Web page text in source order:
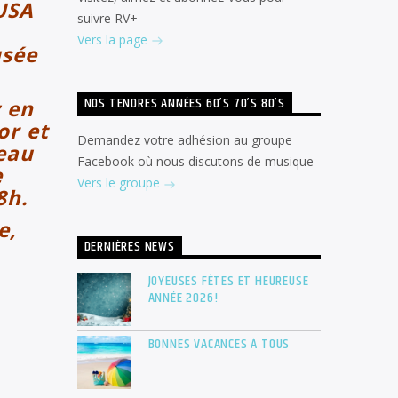
en
et
suivre RV+
Vers la page
NOS TENDRES ANNÉES 60’S 70’S 80’S
Demandez votre adhésion au groupe
Facebook où nous discutons de musique
Vers le groupe
DERNIÈRES NEWS
JOYEUSES FÊTES ET HEUREUSE
ANNÉE 2026!
BONNES VACANCES À TOUS